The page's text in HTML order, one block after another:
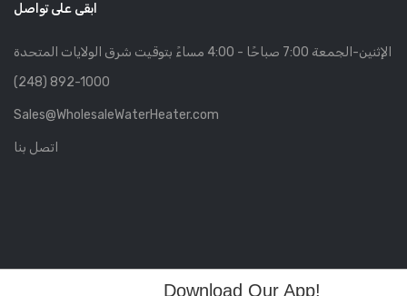
ابقى على تواصل
الإثنين-الجمعة 7:00 صباحًا - 4:00 مساءً بتوقيت شرق الولايات المتحدة
(248) 892-1000
Sales@WholesaleWaterHeater.com
اتصل بنا
Download Our App!